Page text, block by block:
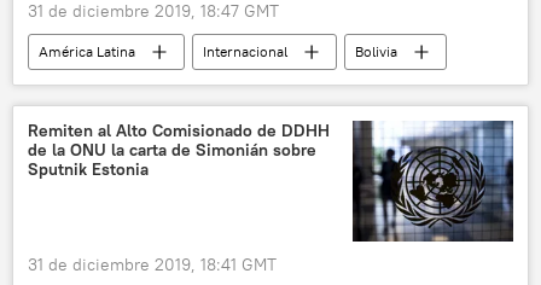
31 de diciembre 2019, 18:47 GMT
América Latina Internacional
Bolivia
México
expulsión noticias
Remiten al Alto Comisionado de DDHH
de la ONU la carta de Simonián sobre
Sputnik Estonia
31 de diciembre 2019, 18:41 GMT